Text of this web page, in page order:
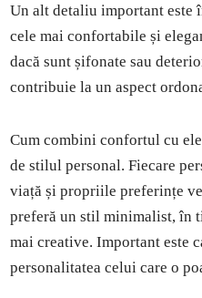
Un alt detaliu important este
cele mai confortabile și
dacă sunt șifonate sau
contribuie la un aspect
Cum combini confortul cu
de stilul personal. Fiecare
viață și propriile preferințe
preferă un stil minimalist, în
mai creative. Important este
personalitatea celui care o